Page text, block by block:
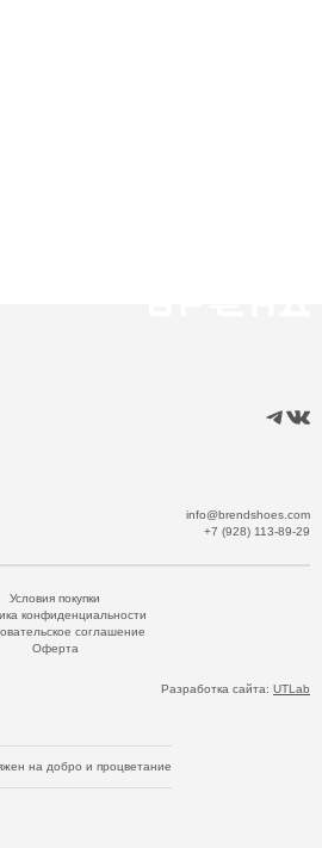
info@brendshoes.com
+7 (928) 113-89-29
Условия покупки
конфиденциальности
соглашение
Оферта
Разработка сайта: UTLab
на добро и процветание